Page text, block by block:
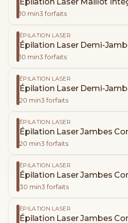
10 min3 forfaits
ÉPILATION LASER
Épilation Laser Demi-
10 min3 forfaits
ÉPILATION LASER
Épilation Laser Demi-
20 min3 forfaits
ÉPILATION LASER
Épilation Laser Jambes
20 min3 forfaits
ÉPILATION LASER
Épilation Laser Jambes
30 min3 forfaits
ÉPILATION LASER
Épilation Laser Jambes